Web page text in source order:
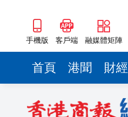
手機版 客戶端 融媒體矩陣
首頁 港聞 財經